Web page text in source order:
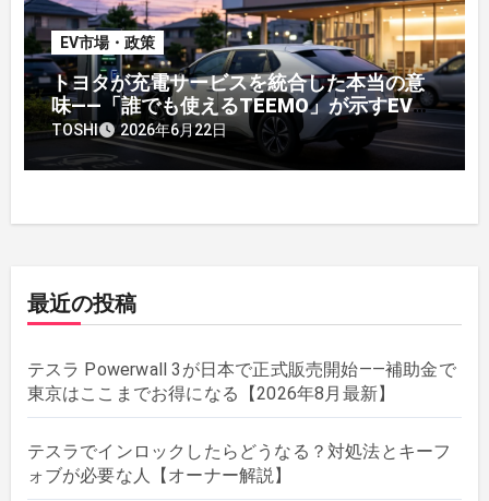
EV市場・政策
トヨタが充電サービスを統合した本当の意
味——「誰でも使えるTEEMO」が示すEV戦
略の転換点
TOSHI 2026年6月22日
最近の投稿
テスラ Powerwall 3が日本で正式販売開始——補助金で
東京はここまでお得になる【2026年8月最新】
テスラでインロックしたらどうなる？対処法とキーフ
ォブが必要な人【オーナー解説】